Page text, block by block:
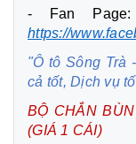
- Fan
https://
"Ô tô Sông Trà
cả tốt, Dịch vụ
BỘ CHẮN
(GIÁ 1 CÁI)